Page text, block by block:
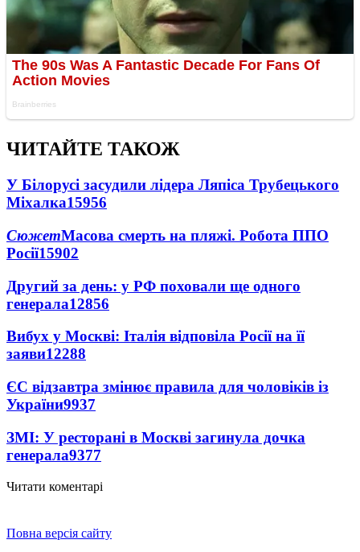
ЧИТАЙТЕ ТАКОЖ
У Білорусі засудили лідера Ляпіса Трубецького
Міхалка15956
СюжетМасова смерть на пляжі. Робота ППО
Росії15902
Другий за день: у РФ поховали ще одного
генерала12856
Вибух у Москві: Італія відповіла Росії на її
заяви12288
ЄС відзавтра змінює правила для чоловіків із
України9937
ЗМІ: У ресторані в Москві загинула дочка
генерала9377
Читати коментарі
Повна версія сайту